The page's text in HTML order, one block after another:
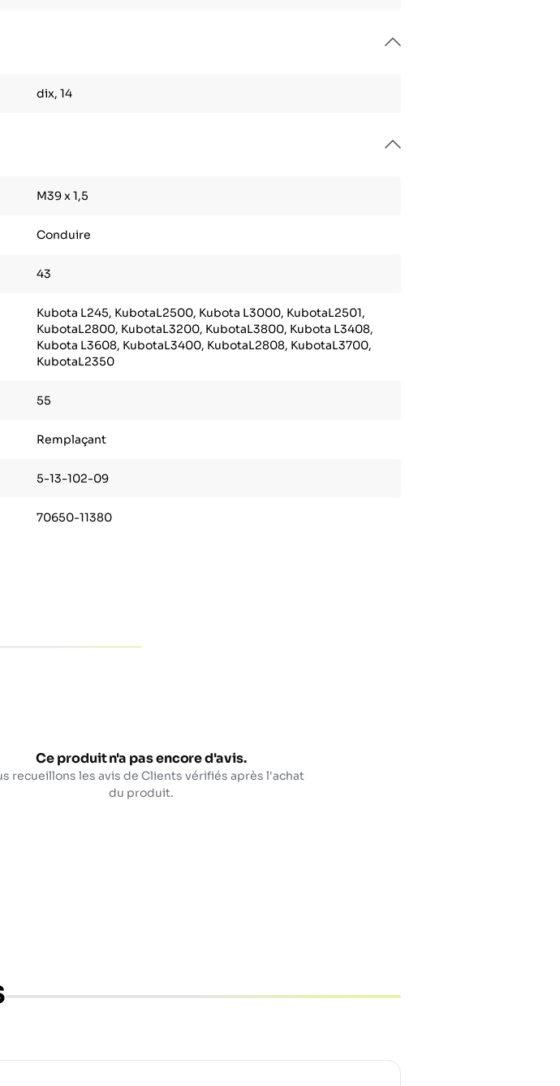
dix, 14
M39 x 1,5
Conduire
43
Kubota L245, KubotaL2500, Kubota L3000, KubotaL2501,
KubotaL2800, KubotaL3200, KubotaL3800, Kubota L3408,
Kubota L3608, KubotaL3400, KubotaL2808, KubotaL3700,
KubotaL2350
55
Remplaçant
5-13-102-09
70650-11380
Ce produit n'a pas encore d'avis.
recueillons les avis de Clients vérifiés après l'achat
du produit.